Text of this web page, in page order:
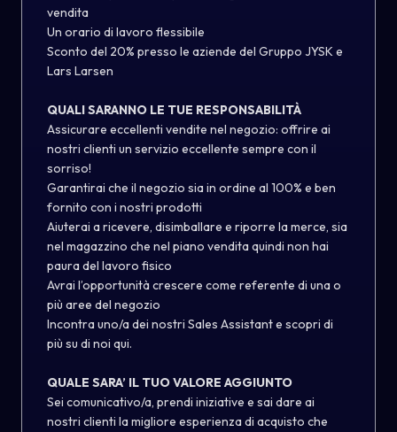
vendita
Un orario di lavoro flessibile
Sconto del 20% presso le aziende del Gruppo JYSK e
Lars Larsen
QUALI SARANNO LE TUE RESPONSABILITÀ
Assicurare eccellenti vendite nel negozio: offrire ai
nostri clienti un servizio eccellente sempre con il
sorriso!
Garantirai che il negozio sia in ordine al 100% e ben
fornito con i nostri prodotti
Aiuterai a ricevere, disimballare e riporre la merce, sia
nel magazzino che nel piano vendita quindi non hai
paura del lavoro fisico
Avrai l’opportunità crescere come referente di una o
più aree del negozio
Incontra uno/a dei nostri Sales Assistant e scopri di
più su di noi qui.
QUALE SARA’ IL TUO VALORE AGGIUNTO
Sei comunicativo/a, prendi iniziative e sai dare ai
nostri clienti la migliore esperienza di acquisto che